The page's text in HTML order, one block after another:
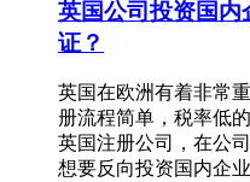
英国公司投资国内
证？
英国在欧洲有着非常
册流程简单，税率低
英国注册公司，在公
想要反向投资国内企